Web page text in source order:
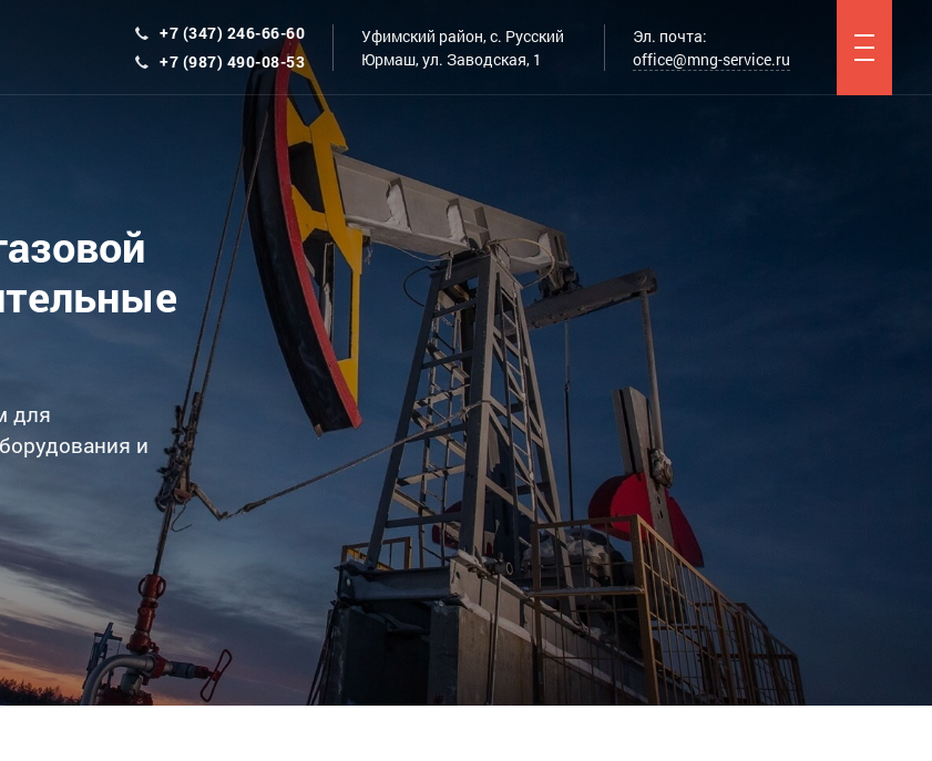
+7 (347) 246-66-60
+7 (987) 490-08-53
Уфимский район, с. Русский
Юрмаш, ул. Заводская, 1
Эл. почта:
office@mng-service.ru
для
и